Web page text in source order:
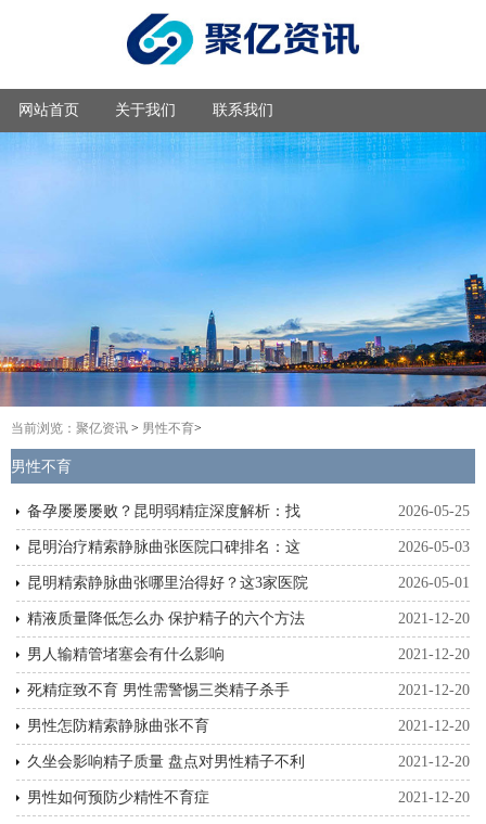
网站首页 关于我们 联系我们
当前浏览： 聚亿资讯 > 男性不育>
男性不育
备孕屡屡屡败？昆明弱精症深度解析：找 2026-05-25
昆明治疗精索静脉曲张医院口碑排名：这 2026-05-03
昆明精索静脉曲张哪里治得好？这3家医院 2026-05-01
精液质量降低怎么办 保护精子的六个方法 2021-12-20
男人输精管堵塞会有什么影响 2021-12-20
死精症致不育 男性需警惕三类精子杀手 2021-12-20
男性怎防精索静脉曲张不育 2021-12-20
久坐会影响精子质量 盘点对男性精子不利 2021-12-20
男性如何预防少精性不育症 2021-12-20